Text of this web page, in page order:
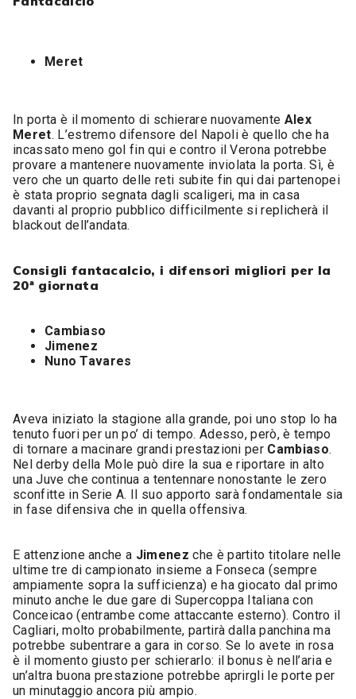
Meret
In porta è il momento di schierare nuovamente Alex
Meret. L’estremo difensore del Napoli è quello che ha
incassato meno gol fin qui e contro il Verona potrebbe
provare a mantenere nuovamente inviolata la porta. Sì, è
vero che un quarto delle reti subite fin qui dai partenopei
è stata proprio segnata dagli scaligeri, ma in casa
davanti al proprio pubblico difficilmente si replicherà il
blackout dell’andata.
Consigli fantacalcio, i difensori migliori per la
20ª giornata
Cambiaso
Jimenez
Nuno Tavares
Aveva iniziato la stagione alla grande, poi uno stop lo ha
tenuto fuori per un po’ di tempo. Adesso, però, è tempo
di tornare a macinare grandi prestazioni per Cambiaso.
Nel derby della Mole può dire la sua e riportare in alto
una Juve che continua a tentennare nonostante le zero
sconfitte in Serie A. Il suo apporto sarà fondamentale sia
in fase difensiva che in quella offensiva.
E attenzione anche a Jimenezche è partito titolare nelle
ultime tre di campionato insieme a Fonseca (sempre
ampiamente sopra la sufficienza) e ha giocato dal primo
minuto anche le due gare di Supercoppa Italiana con
Conceicao (entrambe come attaccante esterno). Contro il
Cagliari, molto probabilmente, partirà dalla panchina ma
potrebbe subentrare a gara in corso. Se lo avete in rosa
è il momento giusto per schierarlo: il bonus è nell’aria e
un’altra buona prestazione potrebbe aprirgli le porte per
un minutaggio ancora più ampio.